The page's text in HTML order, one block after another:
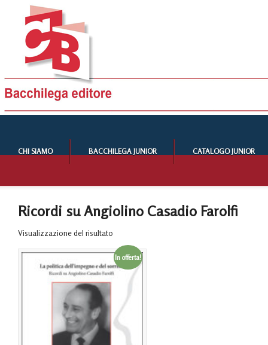
CHI SIAMO BACCHILEGA JUNIOR CATALOGO JUNIOR
Ricordi su Angiolino Casadio Farolfi
Visualizzazione del risultato
In offerta!